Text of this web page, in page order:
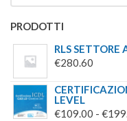
PRODOTTI
RLS SETTORE
€280.60
LEVEL
€109.00 - €